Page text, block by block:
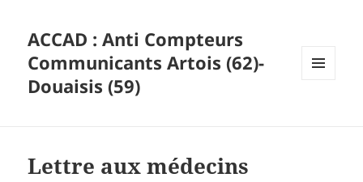
ACCAD : Anti Compteurs
Communicants Artois (62)-
Douaisis (59)
Lettre aux médecins